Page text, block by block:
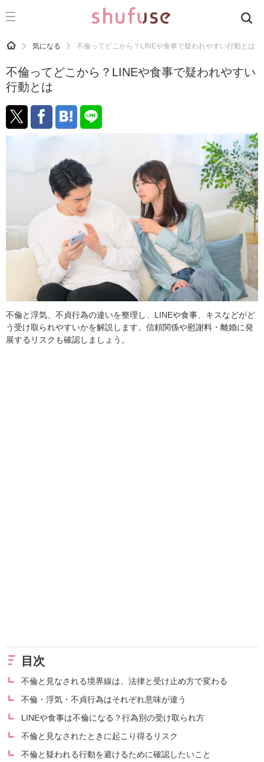
CATEGORY 記事カテゴリ
運気
洗濯
生活の知恵
趣味
食材辞典
おすすめ
HOME 気になる 不倫ってどこから？LINEや食事で疑われやすい行動とは
不倫ってどこから？LINEや食事で疑われやすい
行動とは
不倫と浮気、不貞行為の違いを整理し、LINEや食事、キスなどがど
う受け取られやすいかを解説します。信頼関係や慰謝料・離婚に発
展するリスクも確認しましょう。
目次
不倫と見なされる境界線は、法律と受け止め方で変わる
不倫・浮気・不貞行為はそれぞれ意味が違う
LINEや食事は不倫になる？行為別の受け取られ方
不倫と見なされたときに起こり得るリスク
不倫と疑われる行動を避けるために確認したいこと